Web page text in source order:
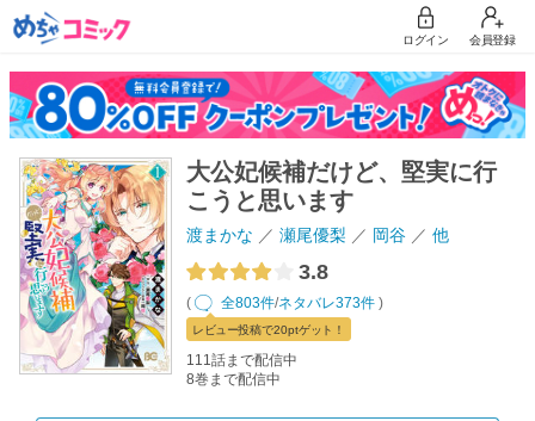
ログイン 会員登録
大公妃候補だけど、堅実に行
こうと思います
渡まかな 瀬尾優梨 岡谷 他
3.8
( 全803件/ネタバレ373件 )
レビュー投稿で20ptゲット！
111話まで配信中
8巻まで配信中